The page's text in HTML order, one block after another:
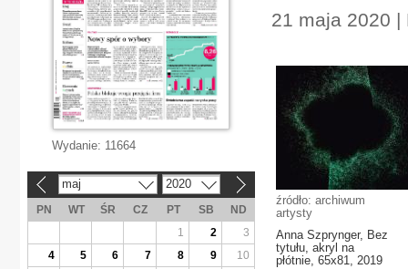
21 maja 2020
źródło: archiwum
artysty
Anna Szprynger, Bez
tytułu, akryl na
płótnie, 65x81, 2019
Wydanie: 11664
maj 2020
PN WT ŚR CZ PT SB
ND
1
2
3
4
5 6 7 8 9
10